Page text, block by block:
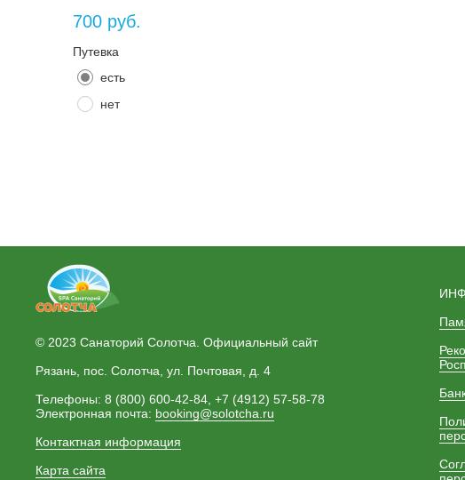
700 руб.
Путевка
есть
нет
© 2023 Санаторий Солотча. Официальный сайт
Рязань, пос. Солотча, ул. Почтовая, д. 4
Телефоны: 8 (800) 600-42-84, +7 (4912) 57-58-78
Электронная почта: booking@solotcha.ru
Контактная информация
Карта сайта